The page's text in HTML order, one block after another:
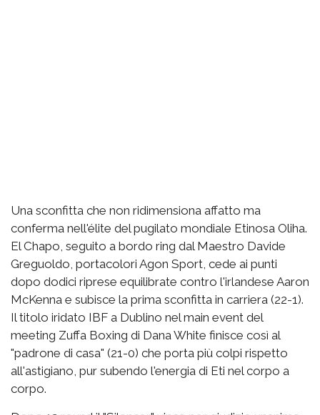
Una sconfitta che non ridimensiona affatto ma
conferma nell'élite del pugilato mondiale Etinosa Oliha.
El Chapo, seguito a bordo ring dal Maestro Davide
Greguoldo, portacolori Agon Sport, cede ai punti
dopo dodici riprese equilibrate contro l'irlandese Aaron
McKenna e subisce la prima sconfitta in carriera (22-1).
Il titolo iridato IBF a Dublino nel main event del
meeting Zuffa Boxing di Dana White finisce così al
"padrone di casa" (21-0) che porta più colpi rispetto
all'astigiano, pur subendo l'energia di Eti nel corpo a
corpo.